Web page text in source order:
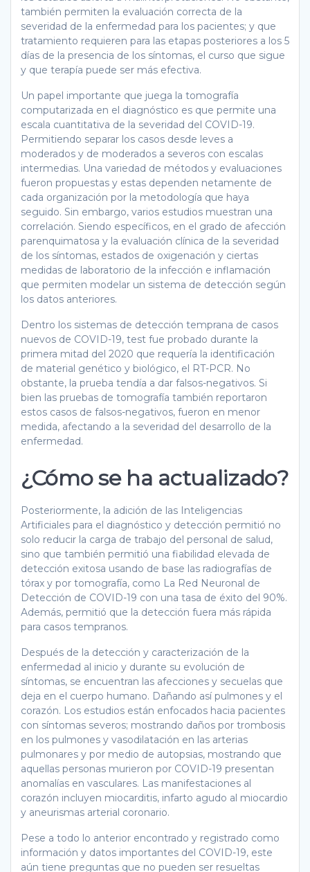
también permiten la evaluación correcta de la
severidad de la enfermedad para los pacientes; y que
tratamiento requieren para las etapas posteriores a los 5
días de la presencia de los síntomas, el curso que sigue
y que terapía puede ser más efectiva.
Un papel importante que juega la tomografía
computarizada en el diagnóstico es que permite una
escala cuantitativa de la severidad del COVID-19.
Permitiendo separar los casos desde leves a
moderados y de moderados a severos con escalas
intermedias. Una variedad de métodos y evaluaciones
fueron propuestas y estas dependen netamente de
cada organización por la metodología que haya
seguido. Sin embargo, varios estudios muestran una
correlación. Siendo específicos, en el grado de afección
parenquimatosa y la evaluación clínica de la severidad
de los síntomas, estados de oxigenación y ciertas
medidas de laboratorio de la infección e inflamación
que permiten modelar un sistema de detección según
los datos anteriores.
Dentro los sistemas de detección temprana de casos
nuevos de COVID-19, test fue probado durante la
primera mitad del 2020 que requería la identificación
de material genético y biológico, el RT-PCR. No
obstante, la prueba tendía a dar falsos-negativos. Si
bien las pruebas de tomografía también reportaron
estos casos de falsos-negativos, fueron en menor
medida, afectando a la severidad del desarrollo de la
enfermedad.
¿Cómo se ha actualizado?
Posteriormente, la adición de las Inteligencias
Artificiales para el diagnóstico y detección permitió no
solo reducir la carga de trabajo del personal de salud,
sino que también permitió una fiabilidad elevada de
detección exitosa usando de base las radiografías de
tórax y por tomografía, como La Red Neuronal de
Detección de COVID-19 con una tasa de éxito del 90%.
Además, permitió que la detección fuera más rápida
para casos tempranos.
Después de la detección y caracterización de la
enfermedad al inicio y durante su evolución de
síntomas, se encuentran las afecciones y secuelas que
deja en el cuerpo humano. Dañando así pulmones y el
corazón. Los estudios están enfocados hacia pacientes
con síntomas severos; mostrando daños por trombosis
en los pulmones y vasodilatación en las arterias
pulmonares y por medio de autopsias, mostrando que
aquellas personas murieron por COVID-19 presentan
anomalías en vasculares. Las manifestaciones al
corazón incluyen miocarditis, infarto agudo al miocardio
y aneurismas arterial coronario.
Pese a todo lo anterior encontrado y registrado como
información y datos importantes del COVID-19, este
aún tiene preguntas que no pueden ser resueltas